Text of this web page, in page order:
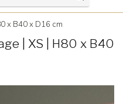
x B40 x D16 cm
| XS | H80 x B40